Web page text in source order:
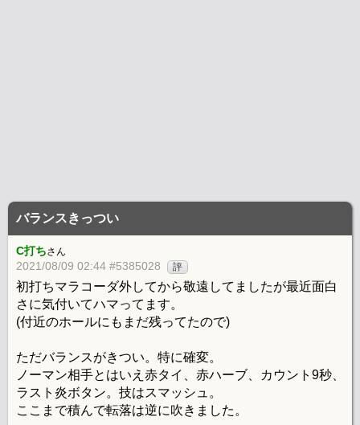
バランスきっつい
C打ちさん
2021/08/09 02:44 #5385028 評
初打ちマラコーダ外してから敬遠してましたが最近面白
さに気付いてハマってます。
(付近のホールにもまだ残ってたので)
ただバランスがきつい。特に確変。
ノーマン相手とはいえ赤タイ、赤ハーブ、カウント9秒、
ラスト炎ボタン。技はスマッシュ。
ここまで積んで転落は逆に吹きました。